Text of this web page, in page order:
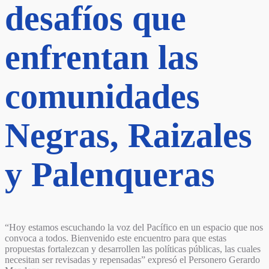
desafíos que
enfrentan las
comunidades
Negras, Raizales
y Palenqueras
“Hoy estamos escuchando la voz del Pacífico en un espacio que nos
convoca a todos. Bienvenido este encuentro para que estas
propuestas fortalezcan y desarrollen las políticas públicas, las cuales
necesitan ser revisadas y repensadas” expresó el Personero Gerardo